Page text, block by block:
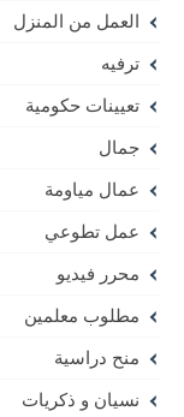
العمل من المنزل
ترفيه
تعيينات حكومية
جمال
عمال مياومة
عمل تطوعي
محرر فيديو
مطلوب معلمين
منح دراسية
نسيان و ذكريات